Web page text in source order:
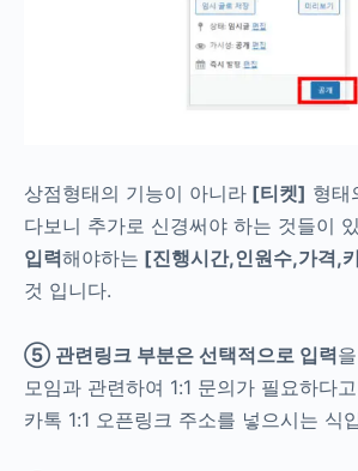
상점형태의 기능이 아니라 [티켓] 형태
다보니 추가로 신경써야 하는 것들이
입력해야하는 [진행시간,인원수,가격,
것 입니다.
⑤ 관련링크 부분은 선택적으로 입력
모임과 관련하여 1:1 문의가 필요하다
카톡 1:1 오픈링크 주소를 넣으시는 식